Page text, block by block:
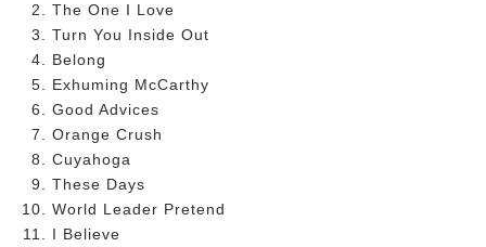
The One I Love
Turn You Inside Out
Belong
Exhuming McCarthy
Good Advices
Orange Crush
Cuyahoga
These Days
World Leader Pretend
I Believe